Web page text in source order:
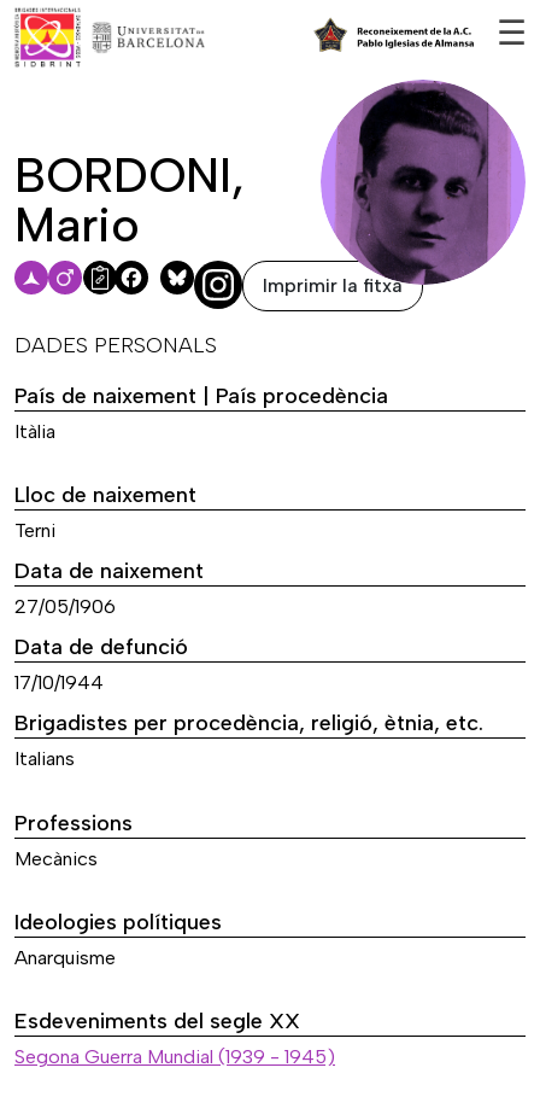
☰
BORDONI,
Mario
Facebook
Bluesky Imprimir la fitxa
DADES PERSONALS
País de naixement | País procedència
Itàlia
Lloc de naixement
Terni
Data de naixement
27/05/1906
Data de defunció
17/10/1944
Brigadistes per procedència, religió, ètnia, etc.
Italians
Professions
Mecànics
Ideologies polítiques
Anarquisme
Esdeveniments del segle XX
Segona Guerra Mundial (1939 - 1945)